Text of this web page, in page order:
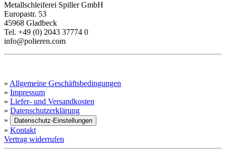
Metallschleiferei Spiller GmbH
Europastr. 53
45968 Gladbeck
Tel. +49 (0) 2043 37774 0
info@polieren.com
» Allgemeine Geschäftsbedingungen
» Impressum
» Liefer- und Versandkosten
» Datenschutzerklärung
»
Datenschutz-Einstellungen
» Kontakt
Vertrag widerrufen